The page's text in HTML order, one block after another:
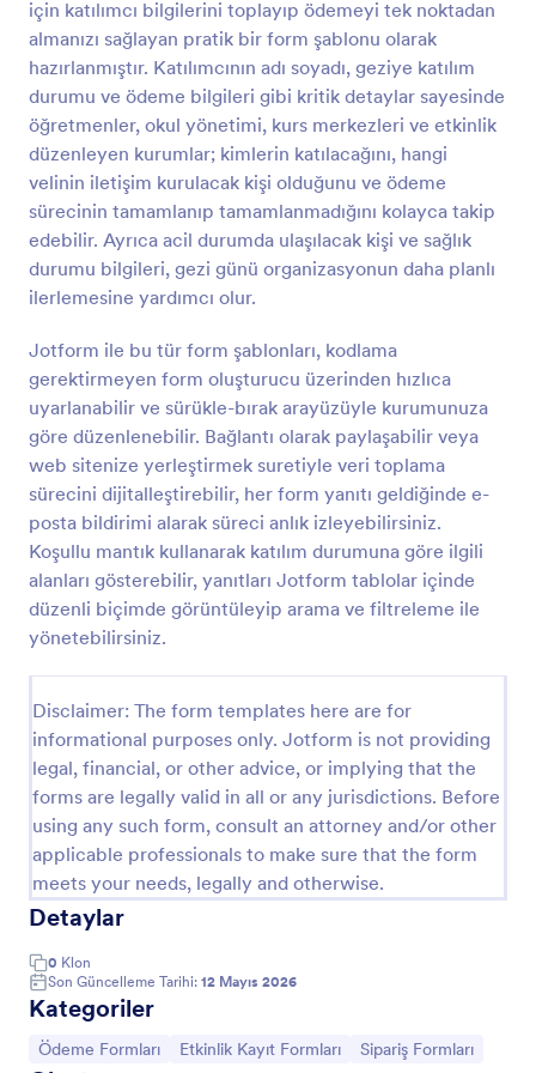
için katılımcı bilgilerini toplayıp ödemeyi tek noktadan
almanızı sağlayan pratik bir form şablonu olarak
hazırlanmıştır. Katılımcının adı soyadı, geziye katılım
durumu ve ödeme bilgileri gibi kritik detaylar sayesinde
öğretmenler, okul yönetimi, kurs merkezleri ve etkinlik
düzenleyen kurumlar; kimlerin katılacağını, hangi
velinin iletişim kurulacak kişi olduğunu ve ödeme
sürecinin tamamlanıp tamamlanmadığını kolayca takip
edebilir. Ayrıca acil durumda ulaşılacak kişi ve sağlık
durumu bilgileri, gezi günü organizasyonun daha planlı
ilerlemesine yardımcı olur.
Jotform ile bu tür form şablonları, kodlama
gerektirmeyen form oluşturucu üzerinden hızlıca
uyarlanabilir ve sürükle-bırak arayüzüyle kurumunuza
göre düzenlenebilir. Bağlantı olarak paylaşabilir veya
web sitenize yerleştirmek suretiyle veri toplama
sürecini dijitalleştirebilir, her form yanıtı geldiğinde e-
posta bildirimi alarak süreci anlık izleyebilirsiniz.
Koşullu mantık kullanarak katılım durumuna göre ilgili
alanları gösterebilir, yanıtları Jotform tablolar içinde
düzenli biçimde görüntüleyip arama ve filtreleme ile
yönetebilirsiniz.
Disclaimer: The form templates here are for
informational purposes only. Jotform is not providing
legal, financial, or other advice, or implying that the
forms are legally valid in all or any jurisdictions. Before
using any such form, consult an attorney and/or other
applicable professionals to make sure that the form
meets your needs, legally and otherwise.
Detaylar
0 Klon
Son Güncelleme Tarihi: 12 Mayıs 2026
Kategoriler
Kategoriye git:
Ödeme Formları Kategoriye git:
Etkinlik Kayıt Formları Kategoriye git:
Sipariş Formları
amaçlamaktadır. Form, müşterinin adı, tarihi, ödeme
tutarı, makbuz numarası, ödeme nedeni ve alıcının
adı gibi önemli bilgileri toplar ve otomatik olarak
Jotform hesabınıza gönderir.
Önizleme
Ödeme Formu
Satış yapıp ödeme almak için kullanılabilecek bir
form.
Go to Category:
İş Formları
Şablon Kullan
Önizleme